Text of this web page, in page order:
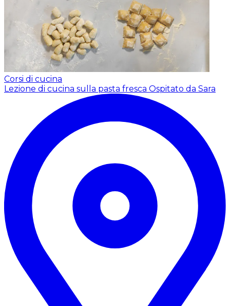
Corsi di cucina
Lezione di cucina sulla pasta fresca Ospitato da Sara